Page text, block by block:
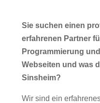
Sie suchen einen
erfahrenen Partner
Programmierung
Webseiten und was
Sinsheim?
Wir sind ein